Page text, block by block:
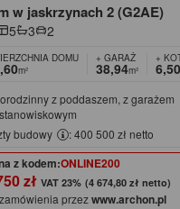
w jaskrzynach 2 (G2AE)
5 3 2
DOMU
m²
+ GARAŻ
38,94m²
+
z poddaszem, z garażem
budowy
: 400 500 zł netto
z kodem:ONLINE200
zł (4 674,80 zł netto)
przezwww.archon.pl